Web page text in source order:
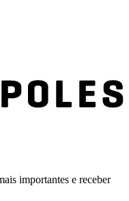
importantes e receber